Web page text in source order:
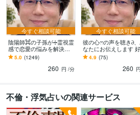
今すぐ相談可能
陰陽師⌘の子孫が➗霊視霊
感で恋愛の悩みを解決し
ます 今までに経験した事
の無い【感動的】な鑑定
をぜひ体験して下さい
5.0 (1249)
260 円 /分
今すぐ相談可能
彼の心ෆの声を聴き∂
なたにお伝えします 好
な気持ちが伝えられない
彼(〃▽〃)の気持ちを
4.9 (75)
260 円
不倫・浮気占いの関連サービス